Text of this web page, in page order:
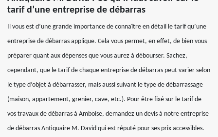
tarif d’une entreprise de débarras
Il vous est d’une grande importance de connaître en détail le tarif qu’une
entreprise de débarras applique. Cela vous permet, en effet, de bien vous
préparer quant aux dépenses que vous aurez à débourser. Sachez,
cependant, que le tarif de chaque entreprise de débarras peut varier selon
le type d’objet à débarrasser, mais aussi suivant le type de débarrassage
(maison, appartement, grenier, cave, etc.). Pour être fixé sur le tarif de
vos travaux de débarras à Amboise, demandez un devis à notre entreprise
de débarras Antiquaire M. David qui est réputé pour ses prix accessibles.